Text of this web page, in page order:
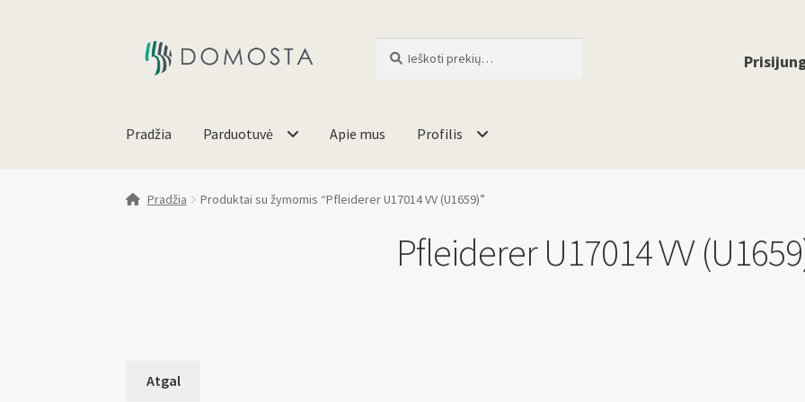
Pradžia Parduotuvė Apie mus Profilis
Pradžia Produktai su žymomis “Pfleiderer U17014 VV (U1659)”
Pfleiderer U17014 VV